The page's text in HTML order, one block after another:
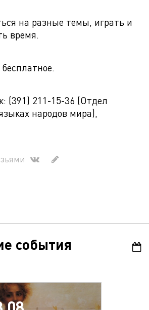
на разные темы, играть и
время.
(391) 211-15-36 (Отдел
народов мира),
события